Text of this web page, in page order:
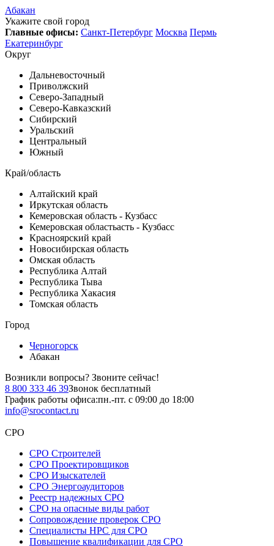
Абакан
Укажите свой город
Главные офисы: Санкт-Петербург Москва Пермь
Екатеринбург
Округ
Дальневосточный
Приволжский
Северо-Западный
Северо-Кавказский
Сибирский
Уральский
Центральный
Южный
Край/область
Алтайский край
Иркутская область
Кемеровская область - Кузбасс
Кемеровская областьасть - Кузбасс
Красноярский край
Новосибирская область
Омская область
Республика Алтай
Республика Тыва
Республика Хакасия
Томская область
Город
Черногорск
Абакан
Возникли вопросы? Звоните сейчас!
8 800 333 46 39Звонок бесплатный
График работы офиса:пн.-пт. с 09:00 до 18:00
info@srocontact.ru
СРО
СРО Строителей
СРО Проектировщиков
СРО Изыскателей
СРО Энергоаудиторов
Реестр надежных СРО
СРО на опасные виды работ
Сопровождение проверок СРО
Специалисты НРС для СРО
Повышение квалификации для СРО